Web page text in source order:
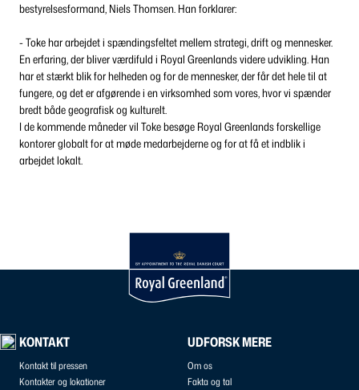
bestyrelsesformand, Niels Thomsen. Han forklarer:
- Toke har arbejdet i spændingsfeltet mellem strategi, drift og mennesker.
En erfaring, der bliver værdifuld i Royal Greenlands videre udvikling. Han
har et stærkt blik for helheden og for de mennesker, der får det hele til at
fungere, og det er afgørende i en virksomhed som vores, hvor vi spænder
bredt både geografisk og kulturelt.
I de kommende måneder vil Toke besøge Royal Greenlands forskellige
kontorer globalt for at møde medarbejderne og for at få et indblik i
arbejdet lokalt.
KONTAKT
Kontakt til pressen
Kontakter og lokationer
UDFORSK MERE
Om os
Fakta og tal